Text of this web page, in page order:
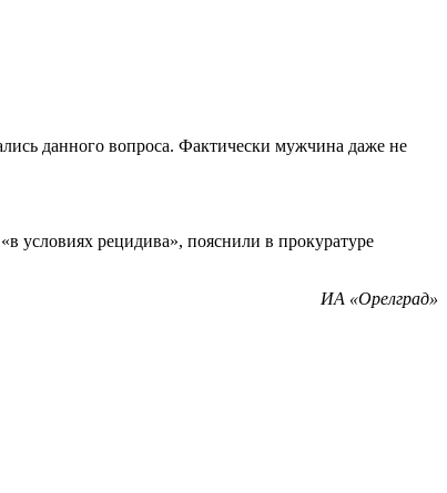
данного вопроса. Фактически мужчина даже не
условиях рецидива», пояснили в прокуратуре
ИА «Орелград»